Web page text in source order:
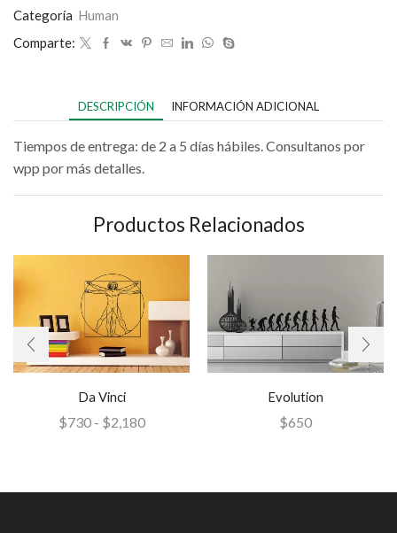
Categoría Human
Comparte:
DESCRIPCIÓN INFORMACIÓN ADICIONAL
Tiempos de entrega: de 2 a 5 días hábiles. Consultanos por
wpp por más detalles.
Productos Relacionados
Da Vinci
$730 - $2,180
Evolution
$650